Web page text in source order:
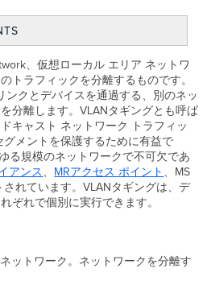
、仮想ローカル エリア ネットワ
トラフィックを分離するものです。
ンクとデバイスを通過する、別のネッ
分離します。VLANタギングとも呼ば
キャスト ネットワーク トラフィッ
メントを保護するために有益で
る規模のネットワークで不可欠であ
アンス、 MRアクセス ポイント 、MS
れています。VLANタギングは、デ
ぞれで個別に実行できます。
ットワーク。ネットワークを分離す